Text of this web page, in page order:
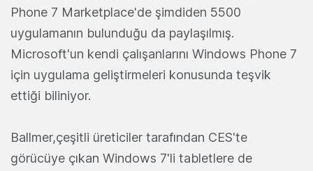
Phone 7 Marketplace'de şimdiden 5500
uygulamanın bulunduğu da paylaşılmış.
Microsoft'un kendi çalışanlarını Windows Phone 7
için uygulama geliştirmeleri konusunda teşvik
ettiği biliniyor.
Ballmer,çeşitli üreticiler tarafından CES'te
görücüye çıkan Windows 7'li tabletlere de